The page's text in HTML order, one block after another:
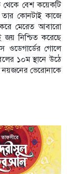
থেকে বেশ কয়েকটি
তার কোনটাই কাজে
মেরেত আবারো
জয় নিশ্চিত করেছে
ওডেগার্ডের গোলে
১০ম স্থানে উঠে
নয়জনের ভেরোনাকে